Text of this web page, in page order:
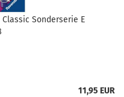
Sonderserie E
11,95 EUR